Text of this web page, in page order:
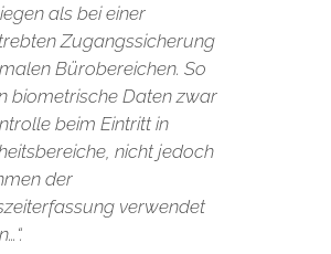
als bei einer
Zugangssicherung
Bürobereichen. So
biometrische Daten zwar
beim Eintritt in
nicht jedoch
der
verwendet